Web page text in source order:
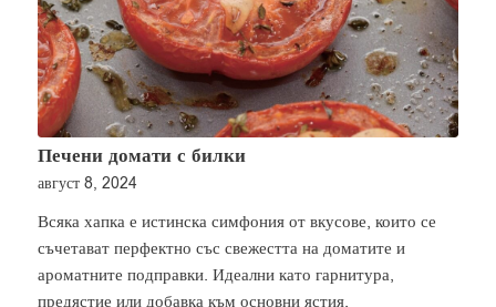
Печени домати с билки
август 8, 2024
Всяка хапка е истинска симфония от вкусове, които се
съчетават перфектно със свежестта на доматите и
ароматните подправки. Идеални като гарнитура,
предястие или добавка към основни ястия.